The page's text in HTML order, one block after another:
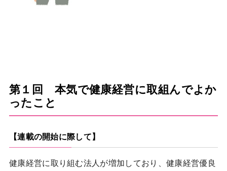
第１回 本気で健康経営に取組んでよか
ったこと
【連載の開始に際して】
健康経営に取り組む法人が増加しており、健康経営優良